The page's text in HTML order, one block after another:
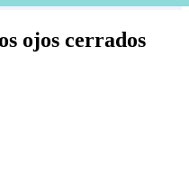
ojos cerrados